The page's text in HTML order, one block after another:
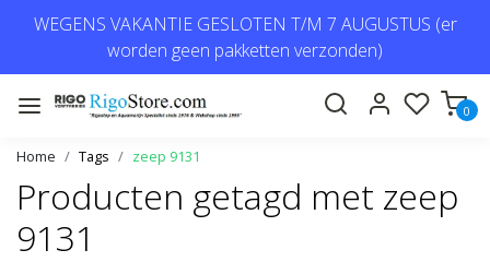
WEGENS VAKANTIE GESLOTEN T/M 7 AUGUSTUS (er
worden geen pakketten verzonden)
0
Home Tags zeep 9131
Producten getagd met zeep
9131